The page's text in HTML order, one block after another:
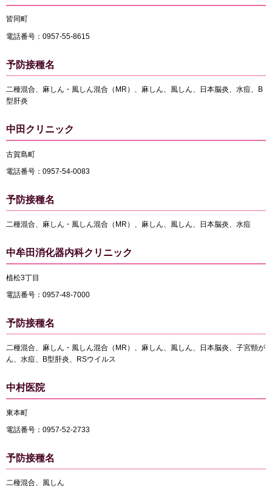
皆同町
電話番号：0957-55-8615
予防接種名
二種混合、麻しん・風しん混合（MR）、麻しん、風しん、日本脳炎、水痘、B
型肝炎
中田クリニック
古賀島町
電話番号：0957-54-0083
予防接種名
二種混合、麻しん・風しん混合（MR）、麻しん、風しん、日本脳炎、水痘
中牟田消化器内科クリニック
植松3丁目
電話番号：0957-48-7000
予防接種名
二種混合、麻しん・風しん混合（MR）、麻しん、風しん、日本脳炎、子宮頸が
ん、水痘、B型肝炎、RSウイルス
中村医院
東本町
電話番号：0957-52-2733
予防接種名
二種混合、風しん